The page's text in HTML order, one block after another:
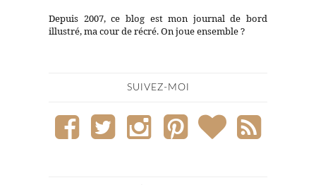
Depuis 2007, ce blog est mon journal de bord
illustré, ma cour de récré. On joue ensemble ?
SUIVEZ-MOI